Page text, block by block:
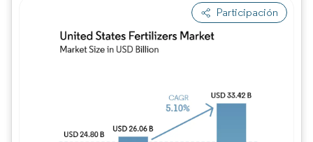
Participación